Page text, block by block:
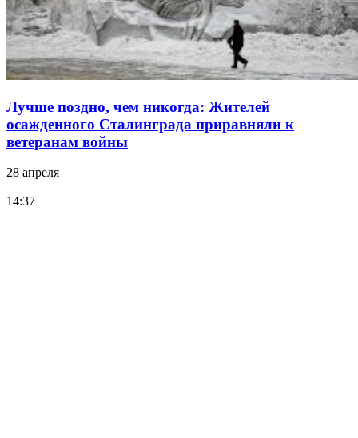
Лучше поздно, чем никогда: Жителей
осажденного Сталинграда приравняли к
ветеранам войны
28 апреля
14:37